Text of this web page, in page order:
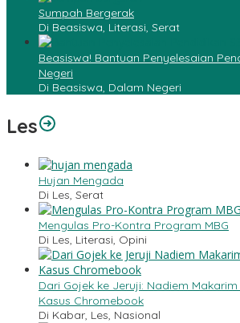
Sumpah Bergerak
Di Beasiswa, Literasi, Serat
Beasiswa! Bantuan Penyelesaian
Negeri
Di Beasiswa, Dalam Negeri
Les
Hujan Mengada
Di Les, Serat
Mengulas Pro-Kontra Program MBG
Di Les, Literasi, Opini
Dari Gojek ke Jeruji: Nadiem
Kasus Chromebook
Di Kabar, Les, Nasional